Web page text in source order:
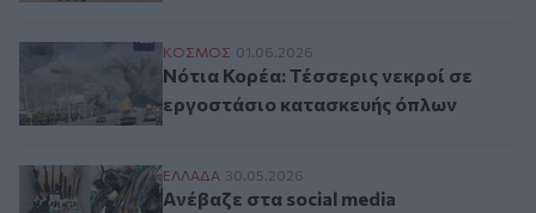
Νότια Κορέα: Τέσσερις νεκροί σε
ΚΟΣΜΟΣ 01.06.2026
Νότια Κορέα: Τέσσερις νεκροί σε
εργοστάσιο κατασκευής όπλων
Ανέβαζε στα social media φωτογραφίες
ΕΛΛAΔΑ 30.05.2026
Ανέβαζε στα social media